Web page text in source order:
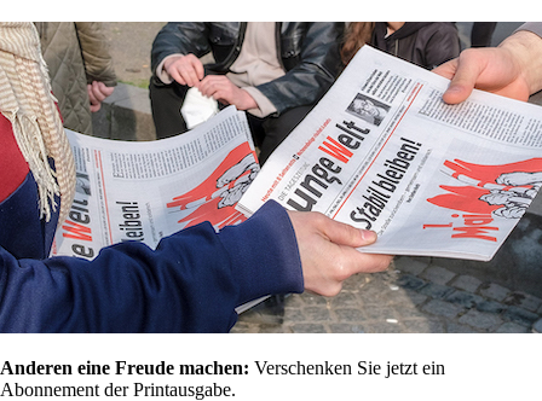
Anderen eine Freude machen: Verschenken Sie jetzt ein
Abonnement der Printausgabe.